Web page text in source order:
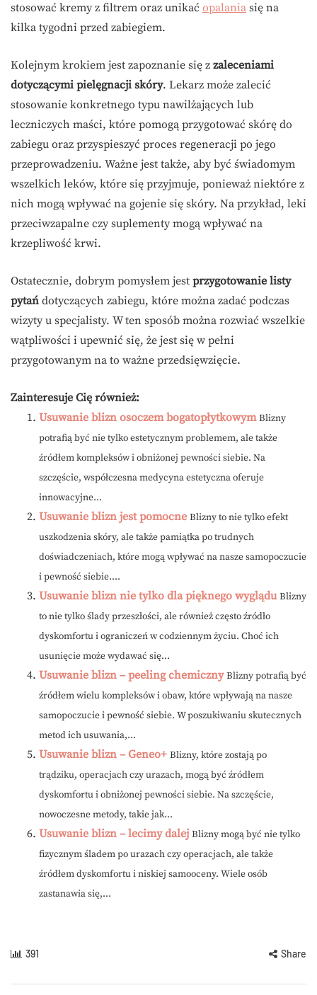
stosować kremy z filtrem oraz unikać opalania się na
kilka tygodni przed zabiegiem.
Kolejnym krokiem jest zapoznanie się z zaleceniami
dotyczącymi pielęgnacji skóry. Lekarz może zalecić
stosowanie konkretnego typu nawilżających lub
leczniczych maści, które pomogą przygotować skórę do
zabiegu oraz przyspieszyć proces regeneracji po jego
przeprowadzeniu. Ważne jest także, aby być świadomym
wszelkich leków, które się przyjmuje, ponieważ niektóre z
nich mogą wpływać na gojenie się skóry. Na przykład, leki
przeciwzapalne czy suplementy mogą wpływać na
krzepliwość krwi.
Ostatecznie, dobrym pomysłem jest przygotowanie listy
pytań dotyczących zabiegu, które można zadać podczas
wizyty u specjalisty. W ten sposób można rozwiać wszelkie
wątpliwości i upewnić się, że jest się w pełni
przygotowanym na to ważne przedsięwzięcie.
Zainteresuje Cię również:
Usuwanie blizn osoczem bogatopłytkowym Blizny
potrafią być nie tylko estetycznym problemem, ale także
źródłem kompleksów i obniżonej pewności siebie. Na
szczęście, współczesna medycyna estetyczna oferuje
innowacyjne...
Usuwanie blizn jest pomocne Blizny to nie tylko efekt
uszkodzenia skóry, ale także pamiątka po trudnych
doświadczeniach, które mogą wpływać na nasze samopoczucie
i pewność siebie....
Usuwanie blizn nie tylko dla pięknego wyglądu Blizny
to nie tylko ślady przeszłości, ale również często źródło
dyskomfortu i ograniczeń w codziennym życiu. Choć ich
usunięcie może wydawać się...
Usuwanie blizn – peeling chemiczny Blizny potrafią być
źródłem wielu kompleksów i obaw, które wpływają na nasze
samopoczucie i pewność siebie. W poszukiwaniu skutecznych
metod ich usuwania,...
Usuwanie blizn – Geneo+ Blizny, które zostają po
trądziku, operacjach czy urazach, mogą być źródłem
dyskomfortu i obniżonej pewności siebie. Na szczęście,
nowoczesne metody, takie jak...
Usuwanie blizn – lecimy dalej Blizny mogą być nie tylko
fizycznym śladem po urazach czy operacjach, ale także
źródłem dyskomfortu i niskiej samooceny. Wiele osób
zastanawia się,...
391 Share